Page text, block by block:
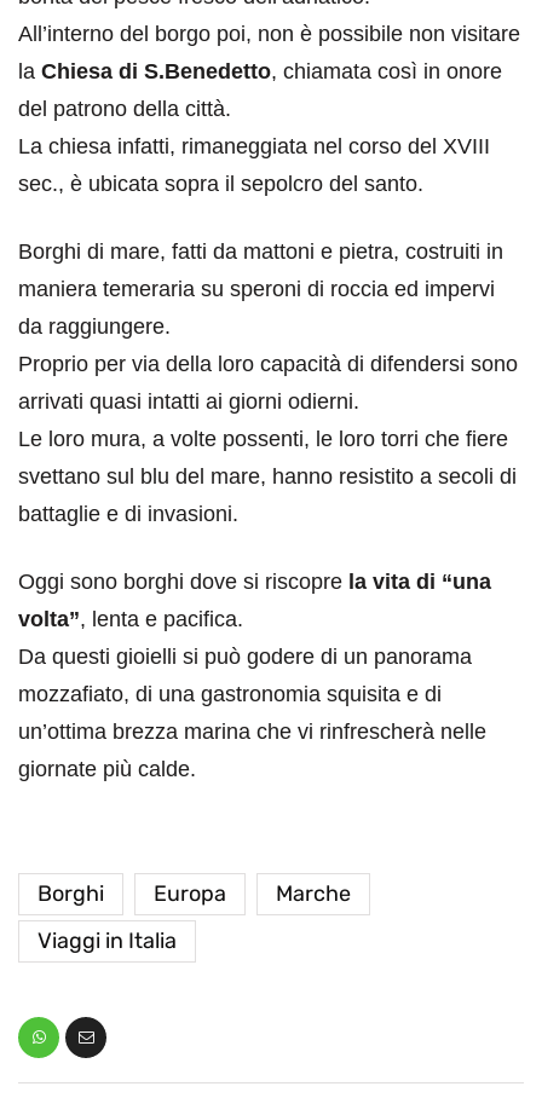
All’interno del borgo poi, non è possibile non visitare
la Chiesa di S.Benedetto, chiamata così in onore
del patrono della città.
La chiesa infatti, rimaneggiata nel corso del XVIII
sec., è ubicata sopra il sepolcro del santo.
Borghi di mare, fatti da mattoni e pietra, costruiti in
maniera temeraria su speroni di roccia ed impervi
da raggiungere.
Proprio per via della loro capacità di difendersi sono
arrivati quasi intatti ai giorni odierni.
Le loro mura, a volte possenti, le loro torri che fiere
svettano sul blu del mare, hanno resistito a secoli di
battaglie e di invasioni.
Oggi sono borghi dove si riscopre la vita di “una
volta”, lenta e pacifica.
Da questi gioielli si può godere di un panorama
mozzafiato, di una gastronomia squisita e di
un’ottima brezza marina che vi rinfrescherà nelle
giornate più calde.
Borghi Europa
Marche
Viaggi in Italia